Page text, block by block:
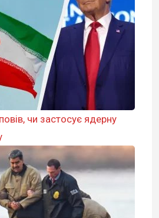
чи застосує ядерну